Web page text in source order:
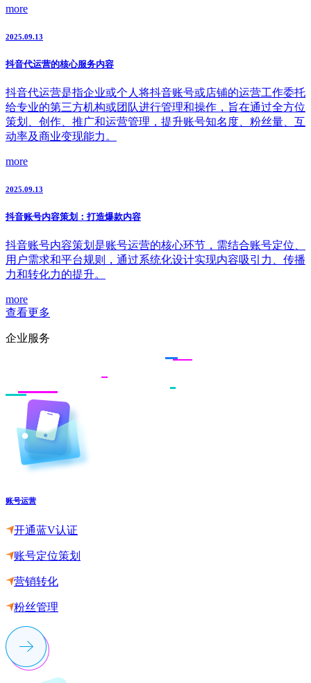
more
2025.09.13
抖音代运营的核心服务内容
抖音代运营是指企业或个人将抖音账号或店铺的运营工作委托
给专业的第三方机构或团队进行管理和操作，旨在通过全方位
策划、创作、推广和运营管理，提升账号知名度、粉丝量、互
动率及商业变现能力。
more
2025.09.13
抖音账号内容策划：打造爆款内容
抖音账号内容策划是账号运营的核心环节，需结合账号定位、
用户需求和平台规则，通过系统化设计实现内容吸引力、传播
力和转化力的提升。
more
查看更多
企业服务
账号运营
开通蓝V认证
账号定位策划
营销转化
粉丝管理